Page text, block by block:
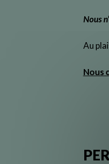
Nous
Au
Nous